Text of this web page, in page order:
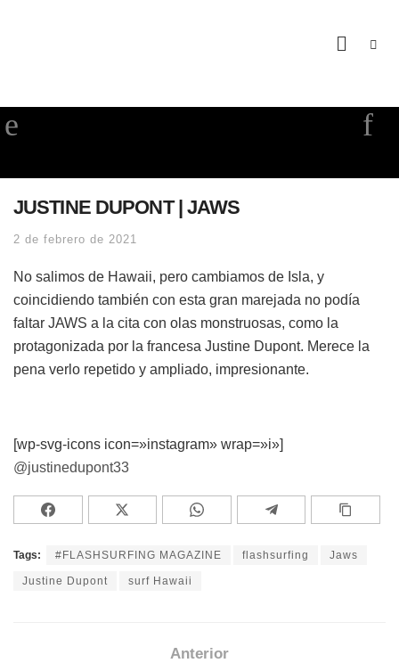
JUSTINE DUPONT | JAWS
2 de febrero de 2021
No salimos de Hawaii, pero cambiamos de Isla, y
coincidiendo también con esta gran marejada no podía
faltar JAWS a la cita con olas monstruosas, como la
protagonizada por la francesa Justine Dupont. Merece la
pena verlo repetido y ampliado, impresionante.
[wp-svg-icons icon=»instagram» wrap=»i»]
@justinedupont33
Tags: #FLASHSURFING MAGAZINE flashsurfing Jaws
Justine Dupont surf Hawaii
Anterior